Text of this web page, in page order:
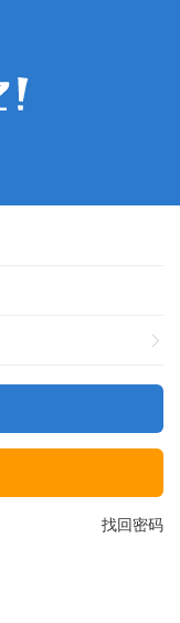
找回密码